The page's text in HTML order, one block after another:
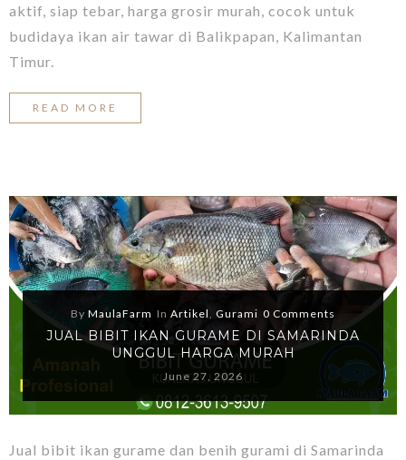
aktif, siap tebar, harga grosir murah, cocok untuk
budidaya ikan air tawar di Balikpapan, Kalimantan
Timur.
READ MORE
By MaulaFarm In Artikel, Gurami 0 Comments
JUAL BIBIT IKAN GURAME DI SAMARINDA
UNGGUL HARGA MURAH
June 27, 2026
Jual bibit ikan gurame dan benih gurami di Samarinda